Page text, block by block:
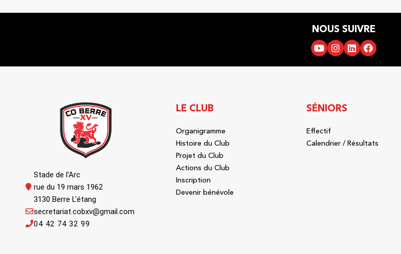
NOUS SUIVRE
Stade de l'Arc
rue du 19 mars 1962
3130 Berre L'étang
04 42 74 32 99
secretariat.cobxv@gmail.com
LE CLUB
Organigramme
Histoire du Club
Projet du Club
Actions du Club
Inscription
Devenir bénévole
SÉNIORS
Effectif
Calendrier / Résultats